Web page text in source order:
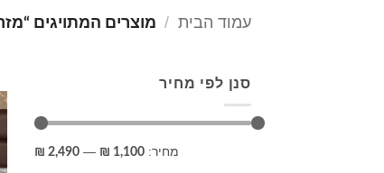
עמוד הבית / מוצרים המתויגים
סנן לפי מחיר
מחיר: 1,100 ₪
—
2,490 ₪